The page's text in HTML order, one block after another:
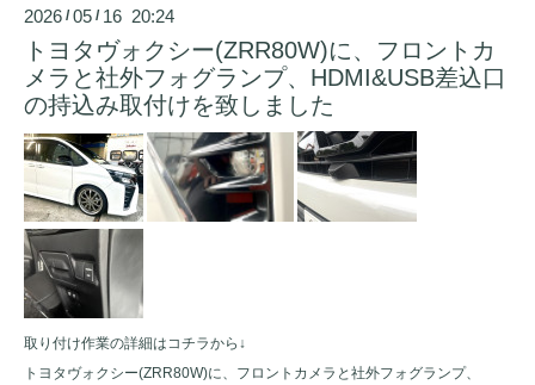
2026 /05 / 16 20:24
トヨタヴォクシー(ZRR80W)に、フロントカ
メラと社外フォグランプ、HDMI&USB差込口
の持込み取付けを致しました
取り付け作業の詳細はコチラから↓
トヨタヴォクシー(ZRR80W)に、フロントカメラと社外フォグランプ、